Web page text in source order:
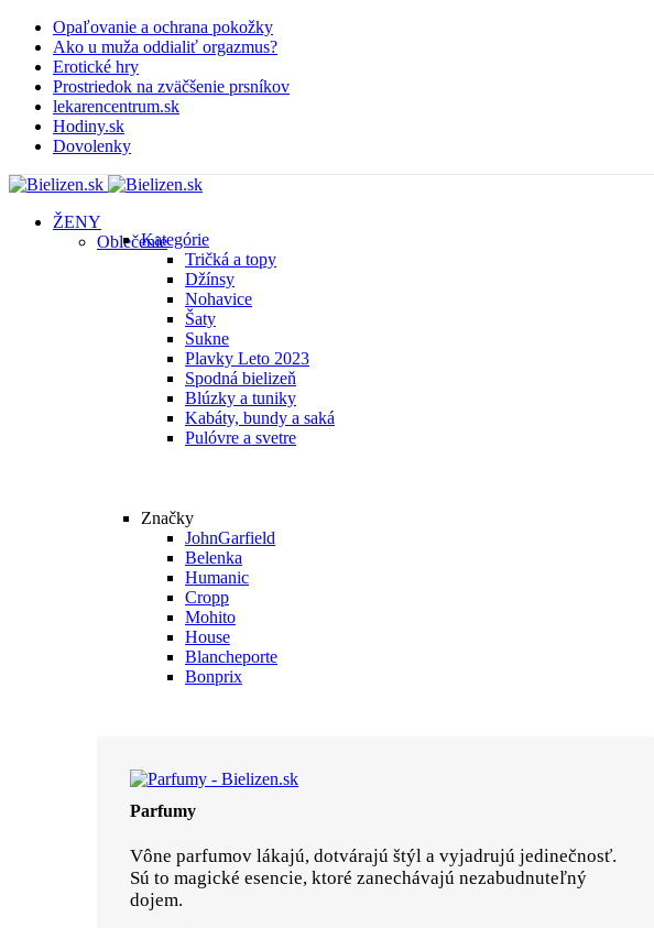
Opaľovanie a ochrana pokožky
Ako u muža oddialiť orgazmus?
Erotické hry
Prostriedok na zväčšenie prsníkov
lekarencentrum.sk
Hodiny.sk
Dovolenky
ŽENY
OblečenieKategórie
Tričká a topy
Džínsy
Nohavice
Šaty
Sukne
Plavky Leto 2023
Spodná bielizeň
Blúzky a tuniky
Kabáty, bundy a saká
Pulóvre a svetre
Značky
JohnGarfield
Belenka
Humanic
Cropp
Mohito
House
Blancheporte
Bonprix
Parfumy
Vône parfumov lákajú, dotvárajú štýl a vyjadrujú jedinečnosť.
Sú to magické esencie, ktoré zanechávajú nezabudnuteľný
dojem.